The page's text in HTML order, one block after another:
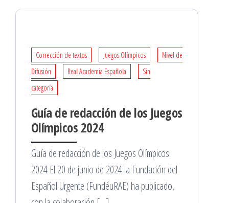
Corrección de textos Juegos Olímpicos
Nivel de
Difusión
Real Academia Española
Sin
categoría
Guía de redacción de los Juegos
Olímpicos 2024
Guía de redacción de los Juegos Olímpicos
2024 El 20 de junio de 2024 la Fundación del
Español Urgente (FundéuRAE) ha publicado,